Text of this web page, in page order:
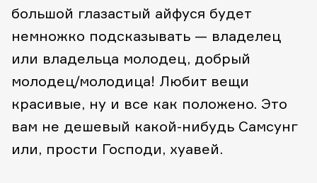
большой глазастый айфуся будет
немножко подсказывать — владелец
или владельца молодец, добрый
молодец/молодица! Любит вещи
красивые, ну и все как положено. Это
вам не дешевый какой-нибудь Самсунг
или, прости Господи, хуавей.